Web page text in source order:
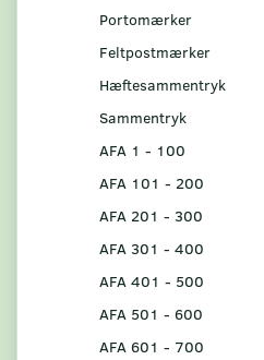
Portomærker
Feltpostmærker
Hæftesammentryk
Sammentryk
AFA 1 - 100
AFA 101 - 200
AFA 201 - 300
AFA 301 - 400
AFA 401 - 500
AFA 501 - 600
AFA 601 - 700